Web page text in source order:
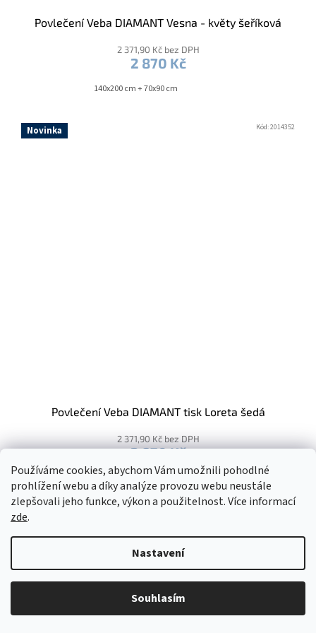
Používáme cookies, abychom Vám umožnili pohodlné
prohlížení webu a díky analýze provozu webu neustále
zlepšovali jeho funkce, výkon a použitelnost. Více informací
zde.
Nastavení
Souhlasím
Povlečení Veba DIAMANT Vesna - květy šeříková
2 371,90 Kč bez DPH
2 870 Kč
140x200 cm + 70x90 cm
Novinka
Povlečení Veba DIAMANT tisk Loreta šedá
2 371,90 Kč bez DPH
2 870 Kč
140x200 cm + 70x90 cm
Kód:2014352
Novinka